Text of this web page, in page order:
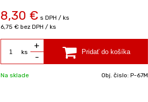
8,30 € s DPH / ks
6,75 € bez DPH / ks
ks
+
-
Na sklade Obj. čislo:P-67M